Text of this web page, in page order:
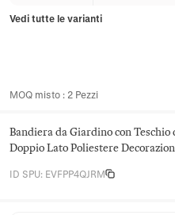
Vedi tutte le varianti
MOQ misto : 2 Pezzi
Bandiera da Giardino con
Doppio Lato Poliestere
ID SPU: EVFPP4QJRM